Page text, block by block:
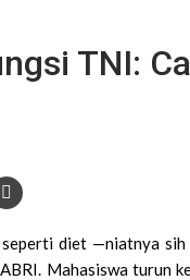
TNI:
diet —niatnya
Mahasiswa turun